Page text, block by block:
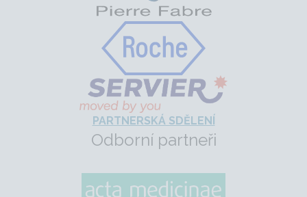
PARTNERSKÁ SDĚLENÍ
Odborní partneři